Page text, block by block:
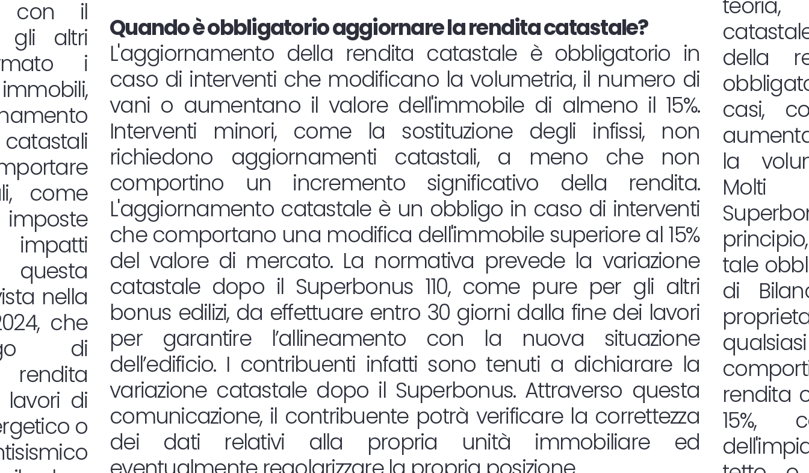
con il
gli altri
i
come
questa
nella
che
di
di
o
Quando è obbligatorio aggiornare la rendita catastale?
L'aggiornamento della rendita catastale è obbligatorio in
caso di interventi che modificano la volumetria, il numero di
vani o aumentano il valore dell'immobile di almeno il 15%.
Interventi minori, come la sostituzione degli infissi, non
richiedono aggiornamenti catastali, a meno che non
comportino un incremento significativo della rendita.
L'aggiornamento catastale è un obbligo in caso di interventi
che comportano una modifica dell'immobile superiore al 15%
del valore di mercato. La normativa prevede la variazione
catastale dopo il Superbonus 110, come pure per gli altri
bonus edilizi, da effettuare entro 30 giorni dalla fine dei lavori
per garantire l’allineamento con la nuova situazione
dell’edificio. I contribuenti infatti sono tenuti a dichiarare la
variazione catastale dopo il Superbonus. Attraverso questa
comunicazione, il contribuente potrà verificare la correttezza
dei dati relativi alla propria unità immobiliare ed
della
casi,
la
Molti
tale
di
rendita
15%,